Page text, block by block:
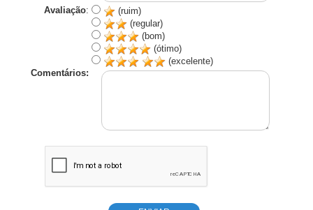
Avaliação:
(ruim)
(regular)
(bom)
(ótimo)
(excelente)
Comentários: